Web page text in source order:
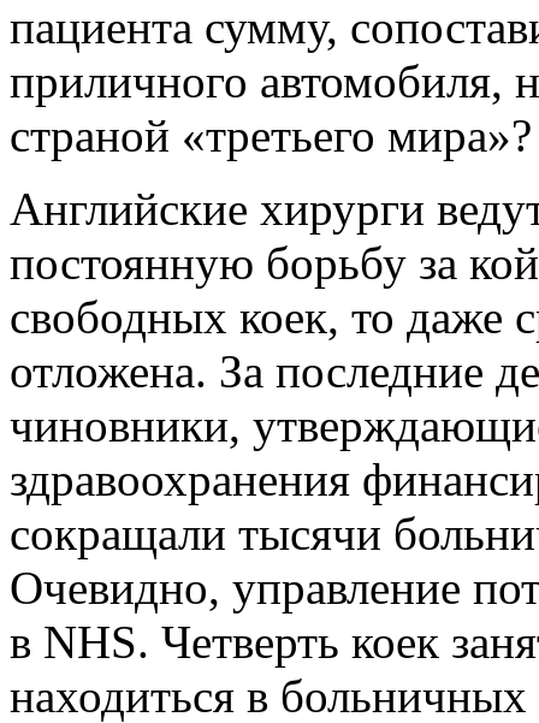
пациента сумму,
приличного автомобиля,
страной «третьего мира»?
Английские хирурги
постоянную борьбу за
свободных коек, то даже
отложена. За последние
чиновники,
здравоохранения
сокращали тысячи
Очевидно, управление
в NHS. Четверть коек
находиться в